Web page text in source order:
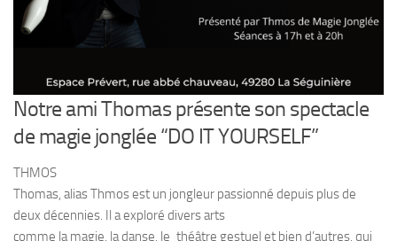
Notre ami Thomas présente son spectacle
de magie jonglée “DO IT YOURSELF”
THMOS
Thomas, alias Thmos est un jongleur passionné depuis plus de
deux décennies. Il a exploré divers arts
comme la magie, la danse, le théâtre gestuel et bien d’autres, qui